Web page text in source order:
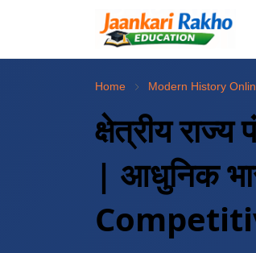
Home Modern History
क्षेत्रीय
| आधुनिक